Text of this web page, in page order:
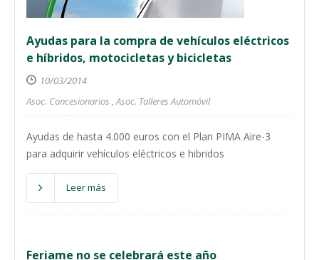
Ayudas para la compra de vehículos eléctricos
e híbridos, motocicletas y bicicletas
10/03/2014
Asoc. Concesionarios ,Asoc. Talleres Automóvil
Ayudas de hasta 4.000 euros con el Plan PIMA Aire-3
para adquirir vehículos eléctricos e hibridos
Leer más
Feriame no se celebrará este año